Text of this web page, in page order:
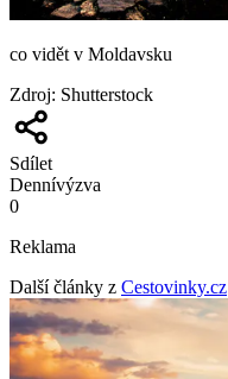
co vidět v Moldavsku
Zdroj: Shutterstock
Sdílet
Dennívýzva
0
Reklama
Další články z Cestovinky.cz